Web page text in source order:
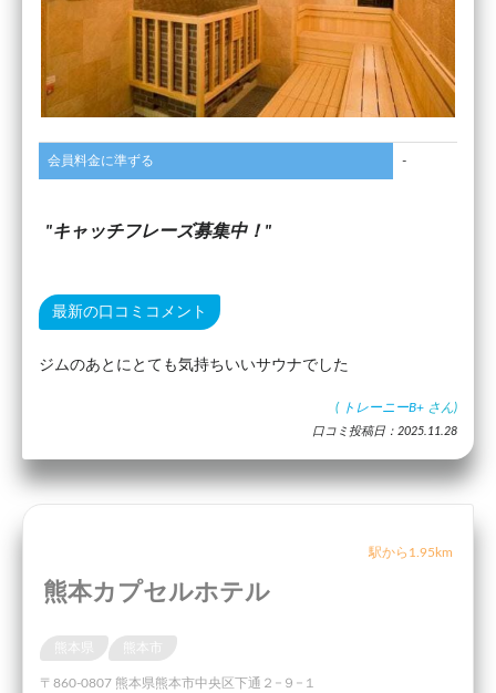
会員料金に準ずる -
キャッチフレーズ募集中！
最新の口コミコメント
ジムのあとにとても気持ちいいサウナでした
( トレーニーB+ さん)
口コミ投稿日：2025.11.28
駅から1.95km
熊本カプセルホテル
〒860-0807 熊本県熊本市中央区下通２−９−１